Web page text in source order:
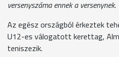
versenyszáma ennek a versenynek.
Az egész országból érkeztek
U12-es válogatott kerettag,
teniszezik.